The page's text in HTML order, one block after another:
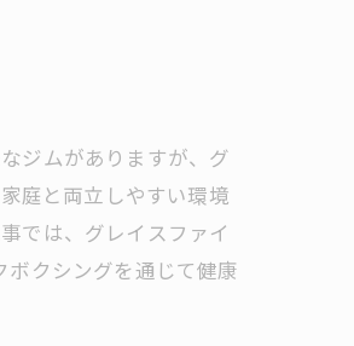
ジムがありますが、グ
庭と両立しやすい環境
では、グレイスファイ
クシングを通じて健康